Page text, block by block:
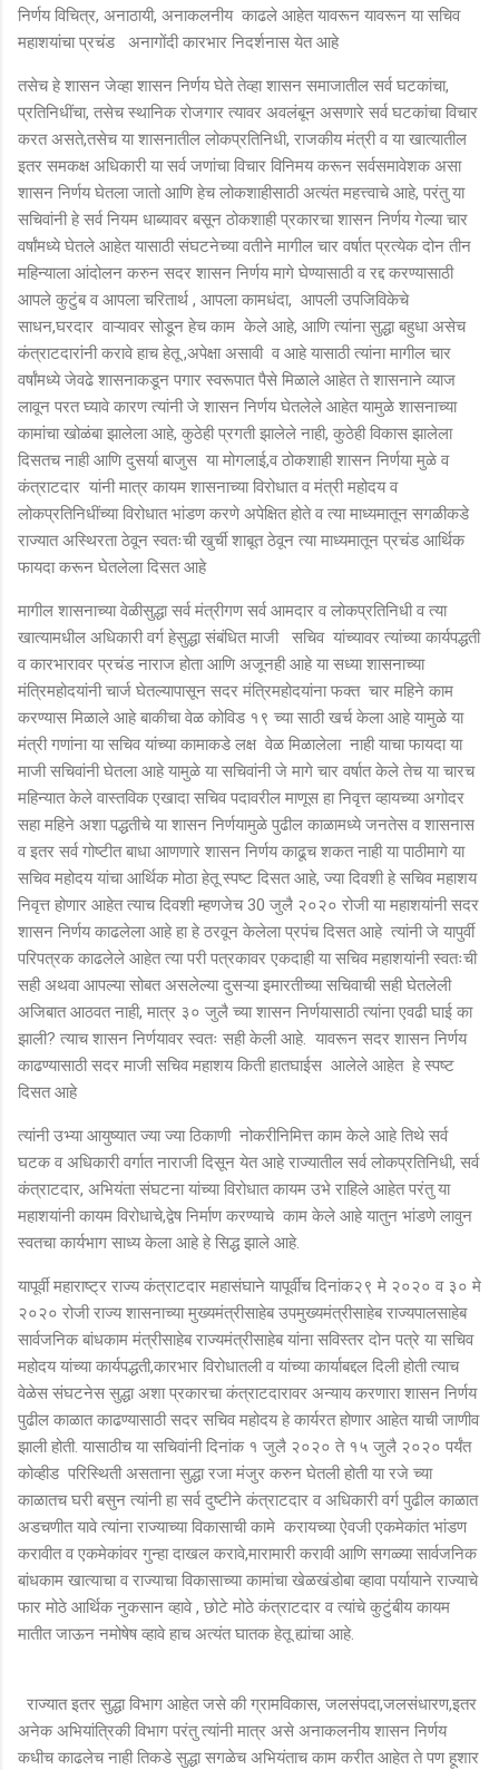
निर्णय विचित्र, अनाठायी, अनाकलनीय काढले आहेत यावरून यावरून या सचिव
महाशयांचा प्रचंड अनागोंदी कारभार निदर्शनास येत आहे
तसेच हे शासन जेव्हा शासन निर्णय घेते तेव्हा शासन समाजातील सर्व घटकांचा,
प्रतिनिधींचा, तसेच स्थानिक रोजगार त्यावर अवलंबून असणारे सर्व घटकांचा विचार
करत असते,तसेच या शासनातील लोकप्रतिनिधी, राजकीय मंत्री व या खात्यातील
इतर समकक्ष अधिकारी या सर्व जणांचा विचार विनिमय करून सर्वसमावेशक असा
शासन निर्णय घेतला जातो आणि हेच लोकशाहीसाठी अत्यंत महत्त्वाचे आहे, परंतु या
सचिवांनी हे सर्व नियम धाब्यावर बसून ठोकशाही प्रकारचा शासन निर्णय गेल्या चार
वर्षांमध्ये घेतले आहेत यासाठी संघटनेच्या वतीने मागील चार वर्षात प्रत्येक दोन तीन
महिन्याला आंदोलन करुन सदर शासन निर्णय मागे घेण्यासाठी व रद्द करण्यासाठी
आपले कुटुंब व आपला चरितार्थ , आपला कामधंदा, आपली उपजिविकेचे
साधन,घरदार वाऱ्यावर सोडून हेच काम केले आहे, आणि त्यांना सुद्धा बहुधा असेच
कंत्राटदारांनी करावे हाच हेतू ,अपेक्षा असावी व आहे यासाठी त्यांना मागील चार
वर्षांमध्ये जेवढे शासनाकडून पगार स्वरूपात पैसे मिळाले आहेत ते शासनाने व्याज
लावून परत घ्यावे कारण त्यांनी जे शासन निर्णय घेतलेले आहेत यामुळे शासनाच्या
कामांचा खोळंबा झालेला आहे, कुठेही प्रगती झालेले नाही, कुठेही विकास झालेला
दिसतच नाही आणि दुसर्या बाजुस या मोगलाई,व‌ ठोकशाही शासन निर्णया मुळे व
कंत्राटदार यांनी मात्र कायम शासनाच्या विरोधात व मंत्री महोदय व
लोकप्रतिनिधींच्या विरोधात भांडण करणे अपेक्षित होते व त्या माध्यमातून सगळीकडे
राज्यात अस्थिरता ठेवून स्वतःची खुर्ची शाबूत ठेवून त्या माध्यमातून प्रचंड आर्थिक
फायदा करून घेतलेला दिसत आहे
मागील शासनाच्या वेळीसुद्धा सर्व मंत्रीगण सर्व आमदार व‌ लोकप्रतिनिधी व त्या
खात्यामधील‌ अधिकारी वर्ग हेसुद्धा संबंधित माजी सचिव यांच्यावर त्यांच्या कार्यपद्धती
व कारभारावर प्रचंड नाराज होता आणि अजूनही आहे या सध्या शासनाच्या
मंत्रिमहोदयांनी चार्ज घेतल्यापासून सदर मंत्रिमहोदयांना फक्त चार महिने काम
करण्यास मिळाले आहे बाकीचा वेळ कोविड १९ च्या साठी खर्च केला आहे यामुळे या
मंत्री गणांना या सचिव यांच्या कामाकडे लक्ष वेळ मिळालेला नाही याचा फायदा या
माजी सचिवांनी घेतला आहे यामुळे या सचिवांनी जे मागे चार वर्षात केले तेच या चारच
महिन्यात केले वास्तविक एखादा सचिव पदावरील माणूस हा निवृत्त व्हायच्या अगोदर
सहा महिने अशा पद्धतीचे या शासन निर्णयामुळे पुढील काळामध्ये जनतेस व शासनास
व इतर सर्व गोष्टीत बाधा आणणारे शासन निर्णय काढूच शकत नाही या पाठीमागे या
सचिव महोदय यांचा आर्थिक मोठा हेतू स्पष्ट दिसत आहे, ज्या दिवशी हे सचिव महाशय
निवृत्त होणार आहेत त्याच दिवशी म्हणजेच 30 जुलै २०२० रोजी या महाशयांनी सदर
शासन निर्णय काढलेला आहे हा हे ठरवून केलेला प्रपंच दिसत आहे त्यांनी जे यापुर्वी
परिपत्रक काढलेले आहेत त्या परी पत्रकावर एकदाही या सचिव महाशयांनी स्वतःची
सही अथवा आपल्या सोबत असलेल्या दुसऱ्या इमारतीच्या सचिवाची सही घेतलेली
अजिबात आठवत नाही, मात्र ३० जुलै च्या शासन निर्णयासाठी त्यांना एवढी घाई का
झाली? त्याच शासन निर्णयावर स्वतः सही केली आहे. यावरून सदर शासन निर्णय
काढण्यासाठी सदर माजी सचिव महाशय किती हातघाईस आलेले आहेत हे स्पष्ट
दिसत आहे
त्यांनी उभ्या आयुष्यात ज्या ज्या ठिकाणी नोकरीनिमित्त काम केले आहे तिथे सर्व
घटक व अधिकारी वर्गात नाराजी दिसून येत आहे राज्यातील सर्व लोकप्रतिनिधी, सर्व
कंत्राटदार, अभियंता संघटना यांच्या विरोधात कायम उभे राहिले आहेत परंतु या
महाशयांनी कायम विरोधाचे,द्वेष निर्माण करण्याचे काम केले आहे यातुन भांडणे लावुन
स्वतचा कार्यभाग साध्य केला आहे हे सिद्ध झाले आहे.
यापूर्वी महाराष्ट्र राज्य कंत्राटदार महासंघाने यापूर्वीच दिनांक२९ मे २०२० व‌ ३० मे
२०२० रोजी राज्य शासनाच्या मुख्यमंत्रीसाहेब उपमुख्यमंत्रीसाहेब राज्यपालसाहेब
सार्वजनिक बांधकाम मंत्रीसाहेब राज्यमंत्रीसाहेब यांना सविस्तर दोन पत्रे या सचिव
महोदय यांच्या कार्यपद्धती,कारभार विरोधातली व यांच्या कार्याबद्दल दिली होती त्याच
वेळेस संघटनेस सुद्धा अशा प्रकारचा कंत्राटदारावर अन्याय करणारा शासन निर्णय
पुढील काळात काढण्यासाठी सदर सचिव महोदय हे कार्यरत होणार आहेत याची जाणीव
झाली होती. यासाठीच या सचिवांनी दिनांक १ जुलै २०२० ते १५ जुलै २०२० पर्यंत
कोव्हीड परिस्थिती असताना सुद्धा रजा मंजुर करुन घेतली होती या रजे च्या
काळातच घरी बसुन त्यांनी हा सर्व दुष्टीने कंत्राटदार व अधिकारी वर्ग पुढील काळात
अडचणीत यावे त्यांना राज्याच्या विकासाची कामे करायच्या ऐवजी एकमेकांत भांडण
करावीत व एकमेकांवर गुन्हा दाखल करावे,मारामारी करावी आणि सगळ्या सार्वजनिक
बांधकाम खात्याचा व राज्याचा विकासाच्या कामांचा खेळखंडोबा व्हावा पर्यायाने राज्याचे
फार मोठे आर्थिक नुकसान व्हावे , छोटे मोठे कंत्राटदार व त्यांचे कुटुंबीय कायम
मातीत जाऊन नमोषेष व्हावे हाच अत्यंत घातक हेतू ह्यांचा आहे.
राज्यात इतर सुद्धा विभाग आहेत जसे की ग्रामविकास, जलसंपदा,जलसंधारण,इतर
अनेक अभियांत्रिकी विभाग परंतु त्यांनी मात्र असे अनाकलनीय शासन निर्णय
कधीच काढलेच नाही तिकडे सुद्धा सगळेच अभियंताच काम करीत आहेत ते पण हूशार